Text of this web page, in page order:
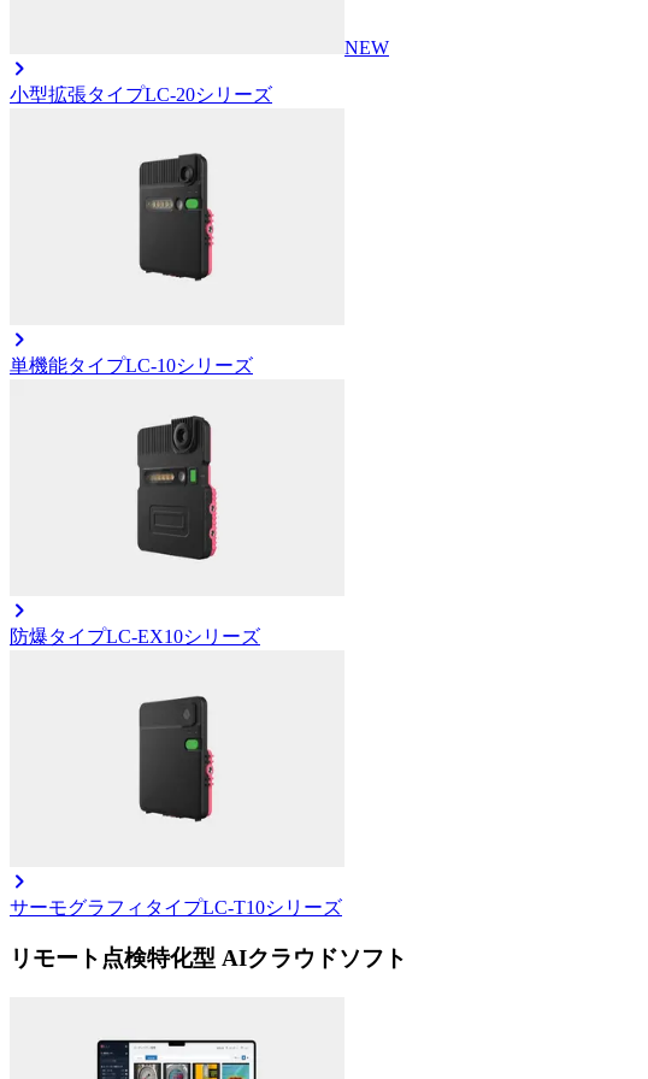
NEW
小型拡張タイプLC-20シリーズ
単機能タイプLC-10シリーズ
防爆タイプLC-EX10シリーズ
サーモグラフィタイプLC-T10シリーズ
リモート点検特化型 AIクラウドソフト